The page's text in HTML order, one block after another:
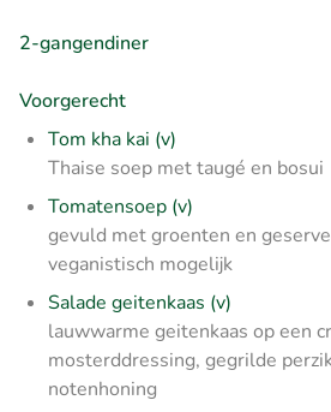
2-gangendiner
Voorgerecht
Tom kha kai (v)
Thaise soep met taugé en bosui
Tomatensoep (v)
gevuld met groenten en
veganistisch mogelijk
Salade geitenkaas (v)
lauwwarme geitenkaas op een
mosterddressing, gegrilde
notenhoning